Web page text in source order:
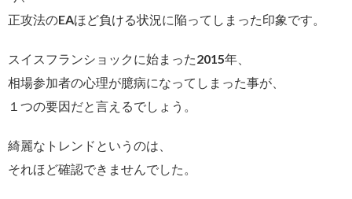
正攻法のEAほど負ける状況に陥ってしまった印象です。
スイスフランショックに始まった2015年、
相場参加者の心理が臆病になってしまった事が、
１つの要因だと言えるでしょう。
綺麗なトレンドというのは、
それほど確認できませんでした。